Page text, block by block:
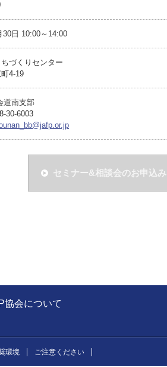
30日 10:00～14:00
づくりセンター
4-19
道南支部
30-6003
セミナー&相談会のお申込み
協会について
環境 ご注意ください